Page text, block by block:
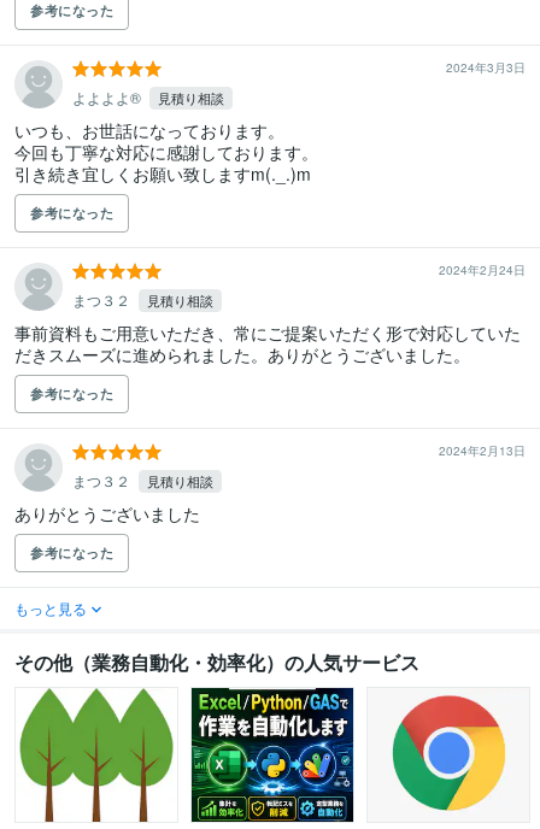
参考になった
2024年3月3日
よよよよ®️ 見積り相談
いつも、お世話になっております。
今回も丁寧な対応に感謝しております。
引き続き宜しくお願い致しますm(._.)m
参考になった
2024年2月24日
まつ３２ 見積り相談
事前資料もご用意いただき、常にご提案いただく形で対応していた
だきスムーズに進められました。ありがとうございました。
参考になった
2024年2月13日
まつ３２ 見積り相談
ありがとうございました
参考になった
もっと見る
その他（業務自動化・効率化）の人気サービス